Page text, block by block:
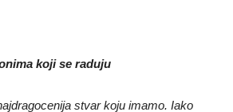
koji se raduju
stvar koju imamo. Iako